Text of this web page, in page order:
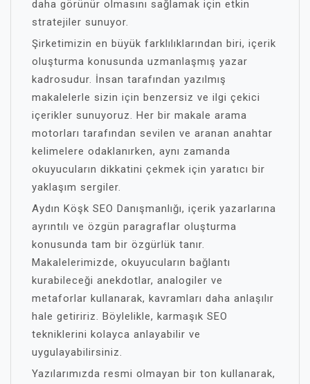
daha görünür olmasını sağlamak için etkin
stratejiler sunuyor.
Şirketimizin en büyük farklılıklarından biri, içerik
oluşturma konusunda uzmanlaşmış yazar
kadrosudur. İnsan tarafından yazılmış
makalelerle sizin için benzersiz ve ilgi çekici
içerikler sunuyoruz. Her bir makale arama
motorları tarafından sevilen ve aranan anahtar
kelimelere odaklanırken, aynı zamanda
okuyucuların dikkatini çekmek için yaratıcı bir
yaklaşım sergiler.
Aydın Köşk SEO Danışmanlığı, içerik yazarlarına
ayrıntılı ve özgün paragraflar oluşturma
konusunda tam bir özgürlük tanır.
Makalelerimizde, okuyucuların bağlantı
kurabileceği anekdotlar, analogiler ve
metaforlar kullanarak, kavramları daha anlaşılır
hale getiririz. Böylelikle, karmaşık SEO
tekniklerini kolayca anlayabilir ve
uygulayabilirsiniz.
Yazılarımızda resmi olmayan bir ton kullanarak,